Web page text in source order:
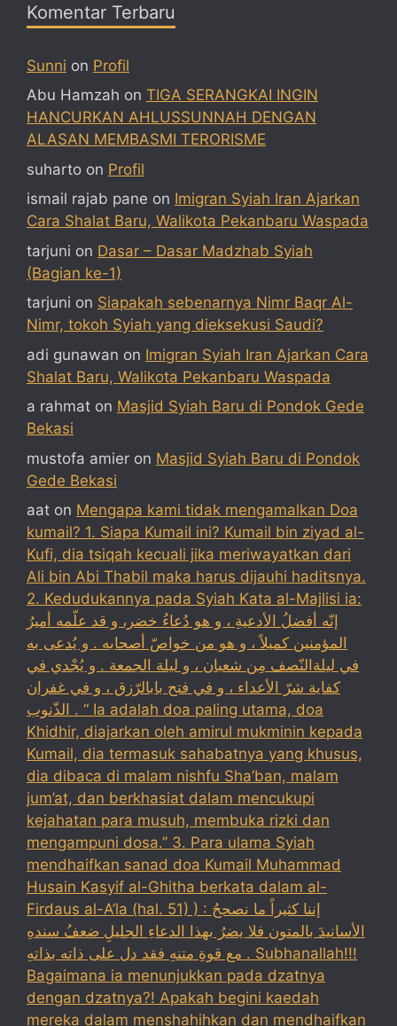
Komentar Terbaru
Sunni on Profil
Abu Hamzah on TIGA SERANGKAI INGIN
HANCURKAN AHLUSSUNNAH DENGAN
ALASAN MEMBASMI TERORISME
suharto on Profil
ismail rajab pane on Imigran Syiah Iran Ajarkan
Cara Shalat Baru, Walikota Pekanbaru Waspada
tarjuni on Dasar – Dasar Madzhab Syiah
(Bagian ke-1)
tarjuni on Siapakah sebenarnya Nimr Baqr Al-
Nimr, tokoh Syiah yang dieksekusi Saudi?
adi gunawan on Imigran Syiah Iran Ajarkan Cara
Shalat Baru, Walikota Pekanbaru Waspada
a rahmat on Masjid Syiah Baru di Pondok Gede
Bekasi
mustofa amier on Masjid Syiah Baru di Pondok
Gede Bekasi
aat on Mengapa kami tidak mengamalkan Doa
kumail? 1. Siapa Kumail ini? Kumail bin ziyad al-
Kufi, dia tsiqah kecuali jika meriwayatkan dari
Ali bin Abi Thabil maka harus dijauhi haditsnya.
2. Kedudukannya pada Syiah Kata al-Majlisi ia:
إنّه أفضلُ الأدعيةِ ، و هو دُعاءُ خضر، و قد علّمه أميرُ
المؤمنين كميلاً ، و هو من خواصّ أصحابه . و يُدعى به
في ليلةالنّصف مِن شعبان ، و ليلة الجمعة . و يُجْدي في
كفاية شرّ الأعداء ، و في فتح بابالرّزق ، و في غفران
الذّنوب . “ Ia adalah doa paling utama, doa
Khidhir, diajarkan oleh amirul mukminin kepada
Kumail, dia termasuk sahabatnya yang khusus,
dia dibaca di malam nishfu Sha’ban, malam
jum’at, dan berkhasiat dalam mencukupi
kejahatan para musuh, membuka rizki dan
mengampuni dosa.” 3. Para ulama Syiah
mendhaifkan sanad doa Kumail Muhammad
Husain Kasyif al-Ghitha berkata dalam al-
Firdaus al-A’la (hal. 51) ) : إننا كثيراً ما نصححُ
الأسانيدَ بالمتون فلا يضرُ بهذا الدعاءِ الجليلِ ضعفُ سندهِ
مع قوةِ متنهِ فقد دل على ذاته بذاتهِ . Subhanallah!!!
Bagaimana ia menunjukkan pada dzatnya
dengan dzatnya?! Apakah begini kaedah
mereka dalam menshahihkan dan mendhaifkan